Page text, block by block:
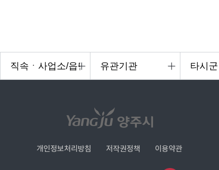
개인정보처리방침 저작권정책 이용약관